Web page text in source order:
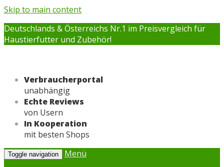
Skip to main content
Deutschlands & Österreichs Nr.1 im Preisvergleich für
Haustierfutter und Zubehör!
Verbraucherportal
unabhängig
Echte Reviews
von Usern
In Kooperation
mit besten Shops
Toggle navigation
Menü